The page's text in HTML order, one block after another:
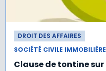
DROIT DES AFFAIRES
SOCIÉTÉ CIVILE
Clause de tontine